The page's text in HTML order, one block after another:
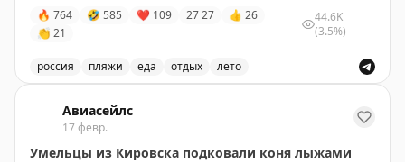
🔥 764 🤣 585 ❤ 109 2727 👍 26
👏 21
44.6K
(3.5%)
россия пляжи еда отдых лето
Авиасейлс
17 февр.
Умельцы из Кировска подковали коня лыжами